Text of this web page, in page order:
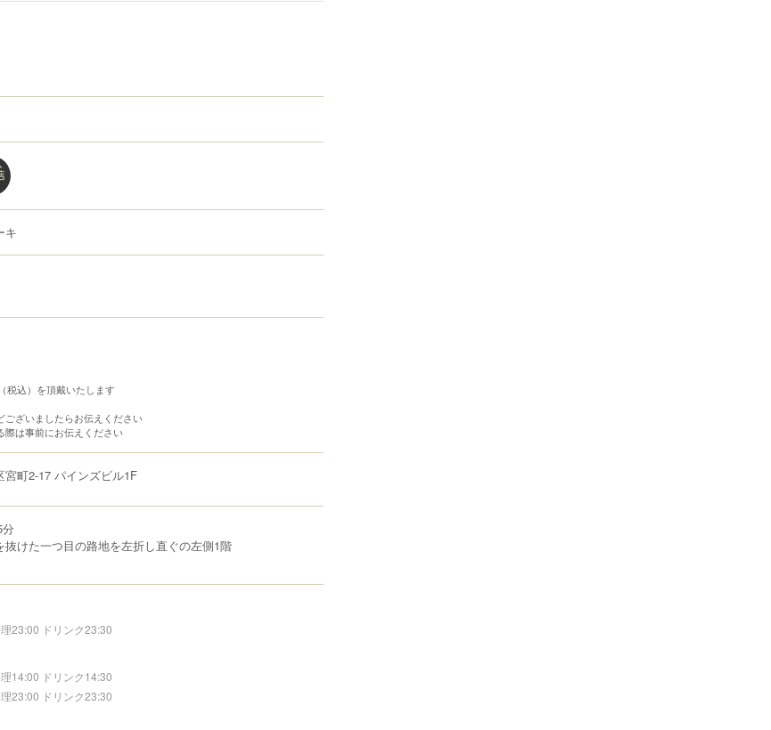
キ
税込）を頂戴いたします
ございましたらお伝えください
際は事前にお伝えください
宮町2-17 パインズビル1F
抜けた一つ目の路地を左折し直ぐの左側1階
23:00 ドリンク23:30
14:00 ドリンク14:30
23:00 ドリンク23:30